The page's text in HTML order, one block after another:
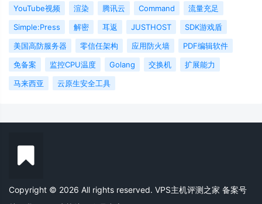
YouTube视频
渲染 腾讯云 Command
流量充足
Simple:Press
解密 耳返 JUSTHOST
SDK游戏盾
美国高防服务器
零信任架构 应用防火墙
PDF编辑软件
免备案
监控CPU温度 Golang 交换机
扩展能力
马来西亚
云原生安全工具
Copyright © 2026 All rights reserved. VPS主机评测之家 备案号